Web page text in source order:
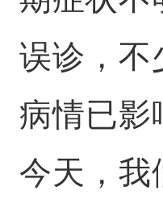
误诊，不
病情已影
今天，我